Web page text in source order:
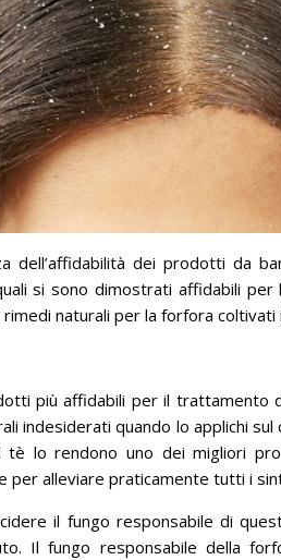
dell’affidabilità dei prodotti da
si sono dimostrati affidabili per
naturali per la forfora coltivati
più affidabili per il trattamento
indesiderati quando lo applichi sul
tè lo rendono uno dei migliori
alleviare praticamente tutti i
il fungo responsabile di
Il fungo responsabile della